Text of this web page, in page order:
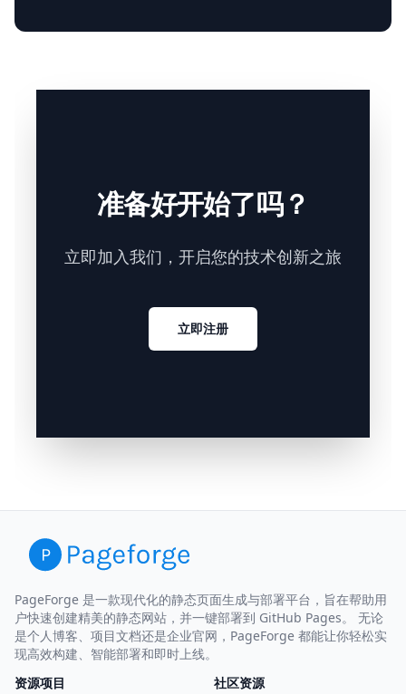
准备好开始了吗？
立即加入我们，开启您的技术创新之旅
立即注册
PageForge 是一款现代化的静态页面生成与部署平台，旨在帮助用
户快速创建精美的静态网站，并一键部署到 GitHub Pages。 无论
是个人博客、项目文档还是企业官网，PageForge 都能让你轻松实
现高效构建、智能部署和即时上线。
资源项目
社区资源